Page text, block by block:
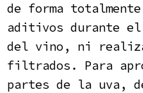
de forma totalmente
aditivos durante el
del vino, ni
filtrados. Para
partes de la uva,